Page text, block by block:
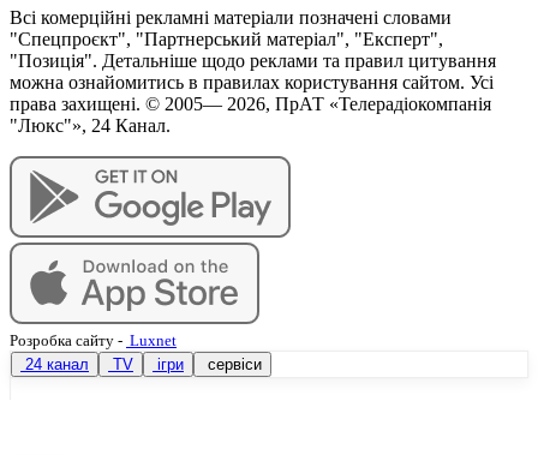
Всі комерційні рекламні матеріали позначені словами
"Спецпроєкт", "Партнерський матеріал", "Експерт",
"Позиція". Детальніше щодо реклами та правил цитування
можна ознайомитись в правилах користування сайтом. Усі
права захищені. © 2005— 2026, ПрАТ «Телерадіокомпанія
"Люкс"», 24 Канал.
Розробка сайту - Luxnet
24 канал
TV ігри сервіси